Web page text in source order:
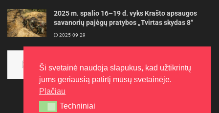
2025 m. spalio 16–19 d. vyks Krašto apsaugos
savanorių pajėgų pratybos „Tvirtas skydas 8“
2025-09-29
aukso
2015-10-30
Ši svetainė naudoja slapukus, kad užtikrintų
jums geriausią patirtį mūsų svetainėje.
Plačiau
Techniniai
Techniniai